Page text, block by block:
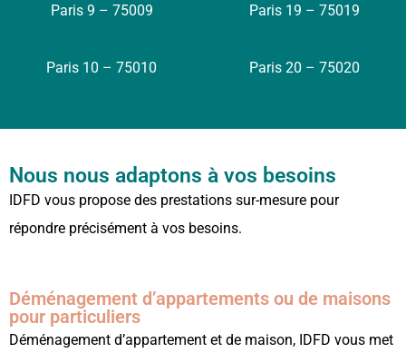
Paris 9 – 75009
Paris 10 – 75010
Paris 19 – 75019
Paris 20 – 75020
Nous nous adaptons à vos besoins
IDFD vous propose des prestations sur-mesure pour
répondre précisément à vos besoins.
Déménagement d’appartements ou de maisons
pour particuliers
Déménagement d’appartement et de maison, IDFD vous met